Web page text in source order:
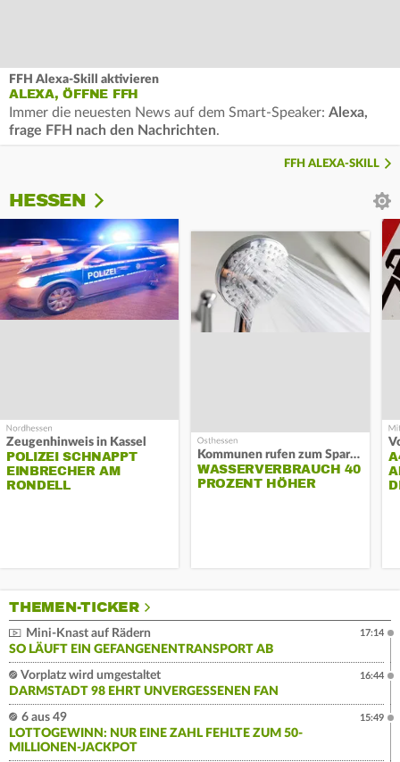
FFH Alexa-Skill aktivieren
ALEXA, ÖFFNE FFH
Immer die neuesten News auf dem Smart-Speaker: Alexa,
frage FFH nach den Nachrichten.
FFH ALEXA-SKILL
HESSEN
Zeugenhinweis in Kassel
POLIZEI SCHNAPPT
EINBRECHER AM
RONDELL
Kommunen rufen zum Sparen auf
WASSERVERBRAUCH 40
PROZENT HÖHER
THEMEN-TICKER
Mini-Knast auf Rädern
SO LÄUFT EIN GEFANGENENTRANSPORT AB
17:14
Vorplatz wird umgestaltet
DARMSTADT 98 EHRT UNVERGESSENEN FAN
16:44
6 aus 49
LOTTOGEWINN: NUR EINE ZAHL FEHLTE ZUM 50-
MILLIONEN-JACKPOT
15:49